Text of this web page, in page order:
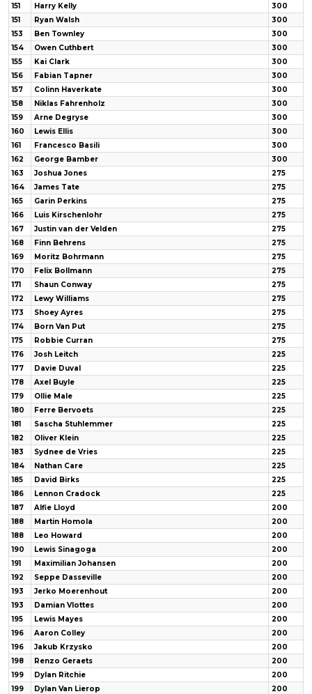
151
Harry Kelly
300
151
Ryan Walsh
300
153
Ben Townley
300
154
Owen Cuthbert
300
155
Kai Clark
300
156
Fabian Tapner
300
157
Colinn Haverkate
300
158
Niklas Fahrenholz
300
159
Arne Degryse
300
160
Lewis Ellis
300
161
Francesco Basili
300
162
George Bamber
300
163
Joshua Jones
275
164
James Tate
275
165
Garin Perkins
275
166
Luis Kirschenlohr
275
167
Justin van der Velden
275
168
Finn Behrens
275
169
Moritz Bohrmann
275
170
Felix Bollmann
275
171
Shaun Conway
275
172
Lewy Williams
275
173
Shoey Ayres
275
174
Born Van Put
275
175
Robbie Curran
275
176
Josh Leitch
225
177
Davie Duval
225
178
Axel Buyle
225
179
Ollie Male
225
180
Ferre Bervoets
225
181
Sascha Stuhlemmer
225
182
Oliver Klein
225
183
Sydnee de Vries
225
184
Nathan Care
225
185
David Birks
225
186
Lennon Cradock
225
187
Alfie Lloyd
200
188
Martin Homola
200
188
Leo Howard
200
190
Lewis Sinagoga
200
191
Maximilian Johansen
200
192
Seppe Dasseville
200
193
Jerko Moerenhout
200
193
Damian Vlottes
200
195
Lewis Mayes
200
196
Aaron Colley
200
196
Jakub Krzysko
200
198
Renzo Geraets
200
199
Dylan Ritchie
200
199
Dylan Van Lierop
200